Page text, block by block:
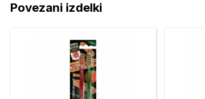
Povezani izdelki